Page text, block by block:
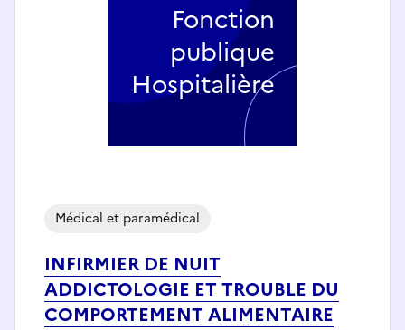
INFIRMIER DE NUIT
ADDICTOLOGIE ET TROUBLE DU
COMPORTEMENT ALIMENTAIRE
Médical et paramédical
Fonction
publique
Hospitalière